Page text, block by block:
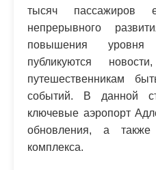
тысяч пассажиров
непрерывного
повышения уровня
публикуются
путешественникам
событий. В данной
ключевые аэропорт
обновления, а
комплекса.